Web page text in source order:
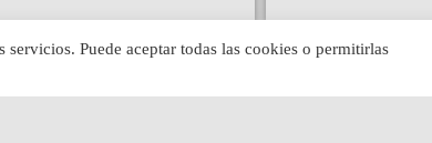
SOBREMARCHA
Puede aceptar todas las cookies o permitirlas